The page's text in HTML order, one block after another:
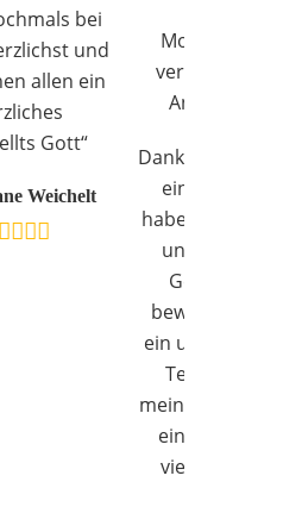
bei
und
allen ein
Gott“
Weichelt
Momenten.
verdient
Danke, dass
ein offenes
haben, Mut
und mit
Gesten so
bewirken. Sie
ein
Teil des
meiner Mutter
ein Lichtblick
viele